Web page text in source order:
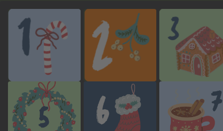
Re-open this
modal
Re-open this
modal
Re-open this
modal
Re-open this
modal
Re-open this
modal
Re-open this
modal